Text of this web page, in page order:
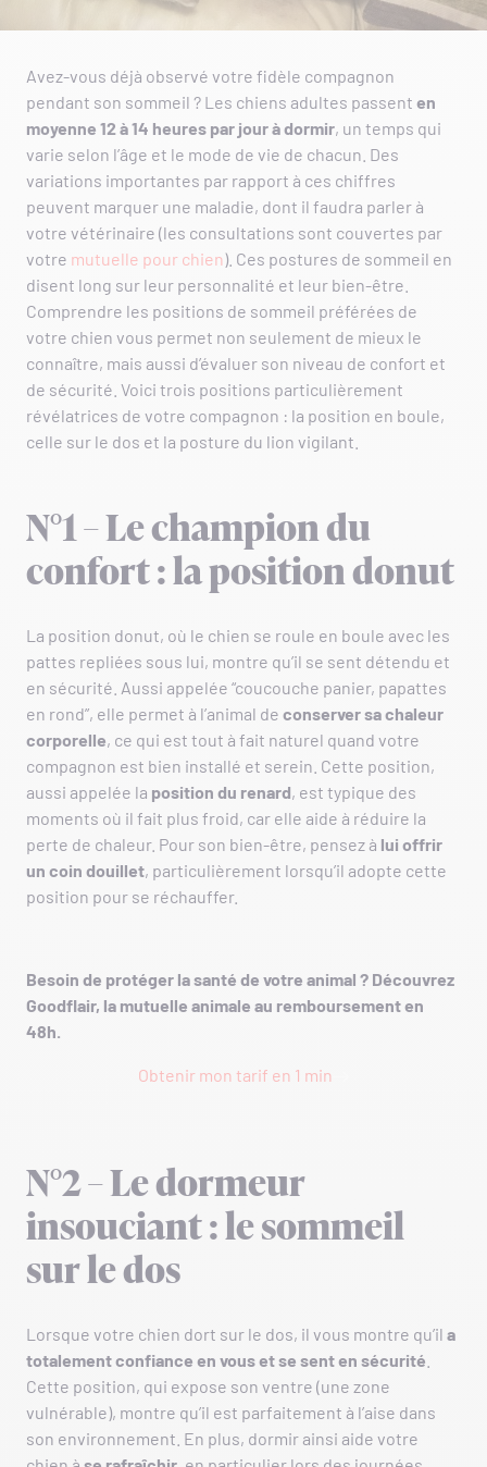
Avez-vous déjà observé votre fidèle compagnon
pendant son sommeil ? Les chiens adultes passent en
moyenne 12 à 14 heures par jour à dormir, un temps qui
varie selon l’âge et le mode de vie de chacun. Des
variations importantes par rapport à ces chiffres
peuvent marquer une maladie, dont il faudra parler à
votre vétérinaire (les consultations sont couvertes par
votre mutuelle pour chien). Ces postures de sommeil en
disent long sur leur personnalité et leur bien-être.
Comprendre les positions de sommeil préférées de
votre chien vous permet non seulement de mieux le
connaître, mais aussi d’évaluer son niveau de confort et
de sécurité. Voici trois positions particulièrement
révélatrices de votre compagnon : la position en boule,
celle sur le dos et la posture du lion vigilant.
N°1 – Le champion du
confort : la position donut
La position donut, où le chien se roule en boule avec les
pattes repliées sous lui, montre qu’il se sent détendu et
en sécurité. Aussi appelée “coucouche panier, papattes
en rond”, elle permet à l’animal de conserver sa chaleur
corporelle, ce qui est tout à fait naturel quand votre
compagnon est bien installé et serein. Cette position,
aussi appelée la position du renard, est typique des
moments où il fait plus froid, car elle aide à réduire la
perte de chaleur. Pour son bien-être, pensez à lui offrir
un coin douillet, particulièrement lorsqu’il adopte cette
position pour se réchauffer.
Besoin de protéger la santé de votre animal ? Découvrez
Goodflair, la mutuelle animale au remboursement en
48h.
Obtenir mon tarif en 1 min
N°2 – Le dormeur
insouciant : le sommeil
sur le dos
Lorsque votre chien dort sur le dos, il vous montre qu’il a
totalement confiance en vous et se sent en sécurité
Cette position, qui expose son ventre (une zone
vulnérable), montre qu’il est parfaitement à l’aise dans
son environnement. En plus, dormir ainsi aide votre